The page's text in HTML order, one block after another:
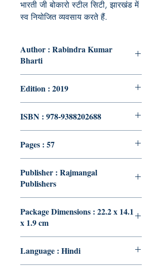
भारती जी बोकारो स्टील सिटी, झारखंड में
स्व नियोजित व्यवसाय करते हैं.
Author : Rabindra Kumar
Bharti
Edition : 2019
ISBN : 978-9388202688
Pages : 57
Publisher : Rajmangal
Publishers
Package Dimensions : 22.2 x 14.1
x 1.9 cm
Language : Hindi